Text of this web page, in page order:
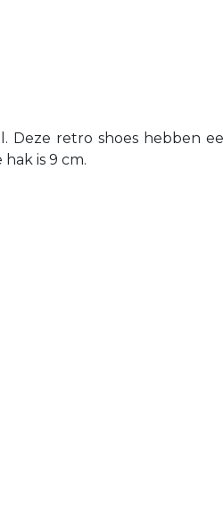
Deze retro shoes hebben
is 9 cm.